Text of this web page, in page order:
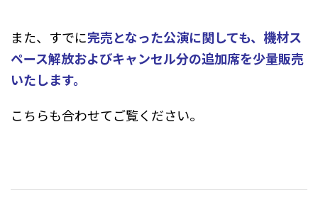
また、すでに完売となった公演に関しても、機材ス
ペース解放およびキャンセル分の追加席を少量販売
いたします。
こちらも合わせてご覧ください。